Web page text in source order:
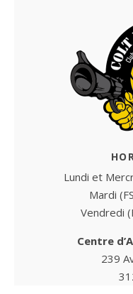
Lundi et
Mardi
Vendredi
Centre
239